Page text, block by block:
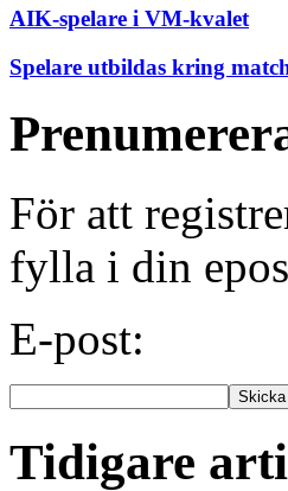
AIK-spelare i VM-kvalet
Spelare utbildas kring
För att
fylla i din
E-post:
Tidigare